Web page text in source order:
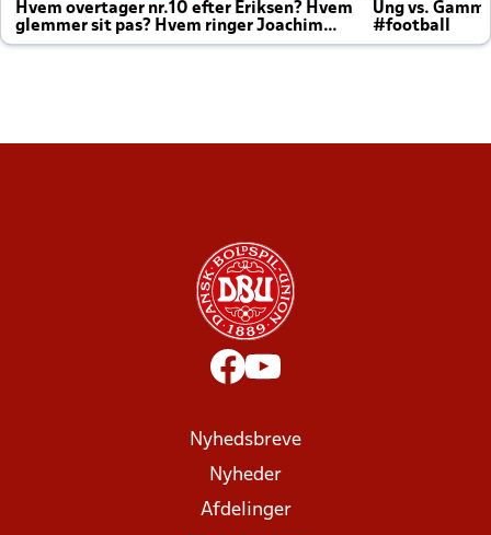
Hvem overtager nr.10 efter Eriksen? Hvem
glemmer sit pas? Hvem ringer Joachim
altid til efter kampe?
Ung vs.
#football
Nyhedsbreve
Nyheder
Afdelinger